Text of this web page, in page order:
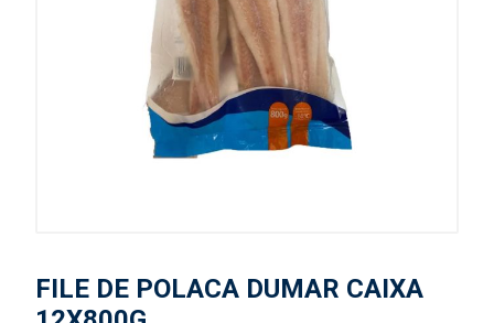
FILE DE POLACA DUMAR CAIXA